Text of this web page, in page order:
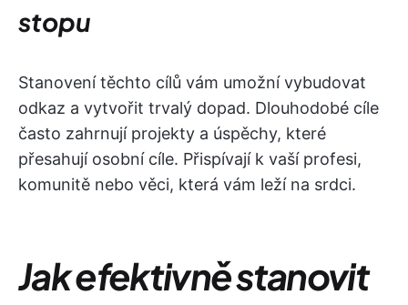
stopu
Stanovení těchto cílů vám umožní vybudovat
odkaz a vytvořit trvalý dopad. Dlouhodobé cíle
často zahrnují projekty a úspěchy, které
přesahují osobní cíle. Přispívají k vaší profesi,
komunitě nebo věci, která vám leží na srdci.
Jak efektivně stanovit